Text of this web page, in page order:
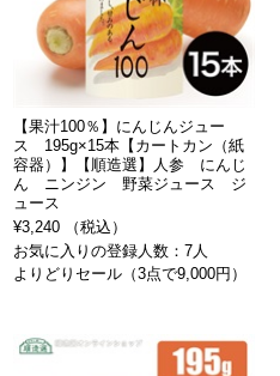
【果汁100％】にんじんジュー
ス 195g×15本【カートカン（紙
容器）】【順造選】人参 にんじ
ん ニンジン 野菜ジュース ジ
ュース
¥3,240 （税込）
お気に入りの登録人数：7人
よりどりセール（3点で9,000円）